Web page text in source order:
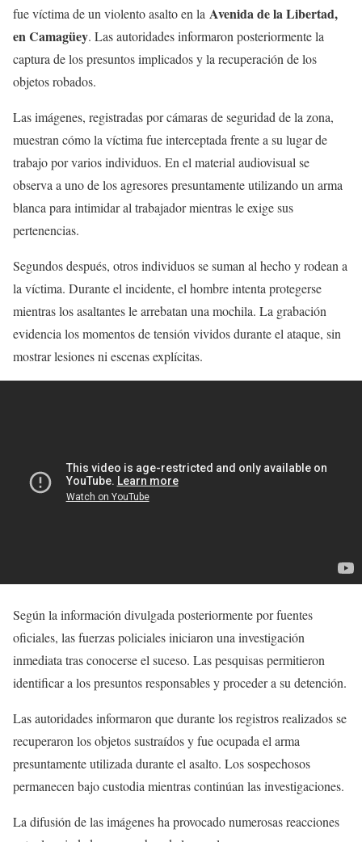
fue víctima de un violento asalto en la Avenida de la Libertad,
en Camagüey. Las autoridades informaron posteriormente la
captura de los presuntos implicados y la recuperación de los
objetos robados.
Las imágenes, registradas por cámaras de seguridad de la zona,
muestran cómo la víctima fue interceptada frente a su lugar de
trabajo por varios individuos. En el material audiovisual se
observa a uno de los agresores presuntamente utilizando un arma
blanca para intimidar al trabajador mientras le exige sus
pertenencias.
Segundos después, otros individuos se suman al hecho y rodean a
la víctima. Durante el incidente, el hombre intenta protegerse
mientras los asaltantes le arrebatan una mochila. La grabación
evidencia los momentos de tensión vividos durante el ataque, sin
mostrar lesiones ni escenas explícitas.
Según la información divulgada posteriormente por fuentes
oficiales, las fuerzas policiales iniciaron una investigación
inmediata tras conocerse el suceso. Las pesquisas permitieron
identificar a los presuntos responsables y proceder a su detención.
Las autoridades informaron que durante los registros realizados se
recuperaron los objetos sustraídos y fue ocupada el arma
presuntamente utilizada durante el asalto. Los sospechosos
permanecen bajo custodia mientras continúan las investigaciones.
La difusión de las imágenes ha provocado numerosas reacciones